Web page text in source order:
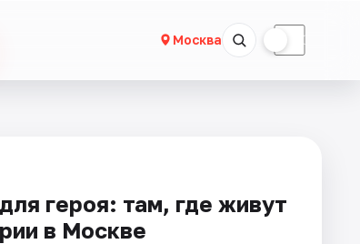
Москва ☾
героя: там, где живут
в Москве